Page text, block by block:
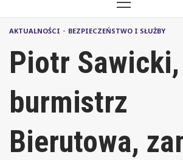
PRIMARY
AKTUALNOŚCI BEZPIECZEŃSTWO I SŁUŻBY
Piotr Sawicki,
burmistrz
Bierutowa,